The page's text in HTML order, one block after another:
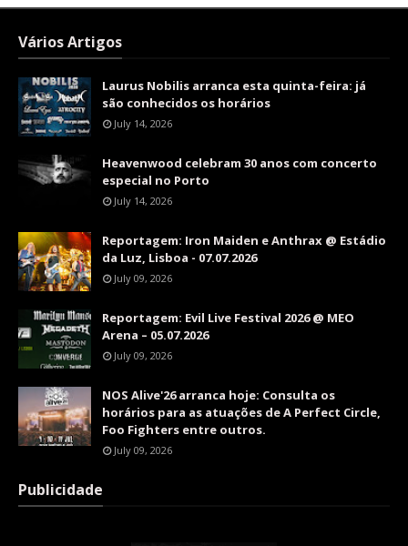
Vários Artigos
Laurus Nobilis arranca esta quinta-feira: já
são conhecidos os horários
July 14, 2026
Heavenwood celebram 30 anos com concerto
especial no Porto
July 14, 2026
Reportagem: Iron Maiden e Anthrax @ Estádio
da Luz, Lisboa - 07.07.2026
July 09, 2026
Reportagem: Evil Live Festival 2026 @ MEO
Arena – 05.07.2026
July 09, 2026
NOS Alive'26 arranca hoje: Consulta os
horários para as atuações de A Perfect Circle,
Foo Fighters entre outros.
July 09, 2026
Publicidade